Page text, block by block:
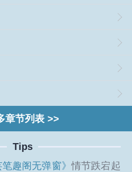
章节列表 >>
Tips
趣阁无弹窗》情节跌宕起